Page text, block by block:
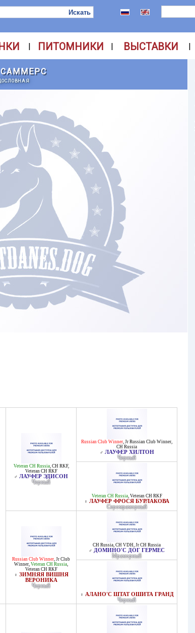
| ПИТОМНИКИ | ВЫСТАВКИ |
Veteran CH Russia, CH RKF,
Veteran CH RKF
♂ ЛАУФЕР ЭДИСОН
Черный
Russian Club Winner, Jr Russian Club Winner,
CH Russia
♂ ЛАУФЕР ХИЛТОН
Черный
Veteran CH Russia, Veteran CH RKF
♀ ЛАУФЕР ФРОСЯ БУРЛАКОВА
Серомраморный
Russian Club Winner, Jr Club
Winner, Veteran CH Russia,
Veteran CH RKF
♀ ЗИМНЯЯ ВИШНЯ
ВЕРОНИКА
Черный
CH Russia, CH VDH, Jr CH Russia
♂ ДОМИНО'С ДОГ ГЕРМЕС
Мраморный
♀ АЛАНО'С ШТАТ ОШИТА ГРАНД
Черный